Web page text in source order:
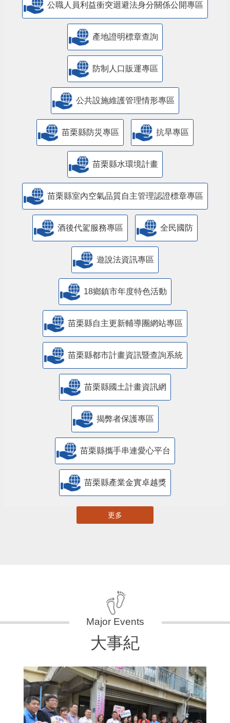
公職人員利益衝突迴避法身分關係公開專區
產地證明標章查詢
防制人口販運專區
​公共設施維護管理情形專區
苗栗縣防災專區 抗旱專區
苗栗縣水環境計畫
苗栗縣室內空氣品質自主管理認證標章專區
酒後代駕服務專區 全民國防
遊說法資訊專區
18鄉鎮市年度特色活動
苗栗縣自主更新輔導團網站專區
苗栗縣都市計畫資訊暨查詢系統
苗栗縣國土計畫資訊網
揭弊者保護專區
苗栗縣攜手串連愛心平台
苗栗縣產業金實卓越獎
更多
大事紀